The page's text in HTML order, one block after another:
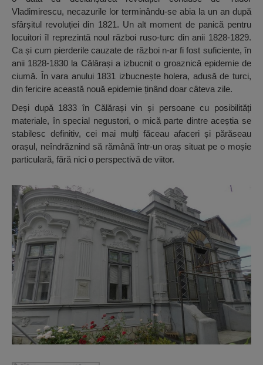
Vladimirescu, necazurile lor terminându-se abia la un an după
sfârșitul revoluției din 1821. Un alt moment de panică pentru
locuitori îl reprezintă noul război ruso-turc din anii 1828-1829.
Ca și cum pierderile cauzate de război n-ar fi fost suficiente, în
anii 1828-1830 la Călărași a izbucnit o groaznică epidemie de
ciumă. În vara anului 1831 izbucnește holera, adusă de turci,
din fericire această nouă epidemie ținând doar câteva zile.
Deși după 1833 în Călărași vin și persoane cu posibilități
materiale, în special negustori, o mică parte dintre aceștia se
stabilesc definitiv, cei mai mulți făceau afaceri și părăseau
orașul, neîndrăznind să rămână într-un oraș situat pe o moșie
particulară, fără nici o perspectivă de viitor.